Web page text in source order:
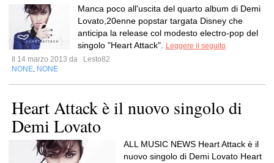
Manca poco all'uscita del quarto album di Demi
Lovato,20enne popstar targata Disney che
anticipa la release col modesto electro-pop del
singolo "Heart Attack".
Leggere il seguito
Il 14 marzo 2013 da
Lesto82
NONE NONE
Heart Attack è il nuovo singolo di
Demi Lovato
ALL MUSIC NEWS Heart Attack è il
nuovo singolo di Demi Lovato Heart